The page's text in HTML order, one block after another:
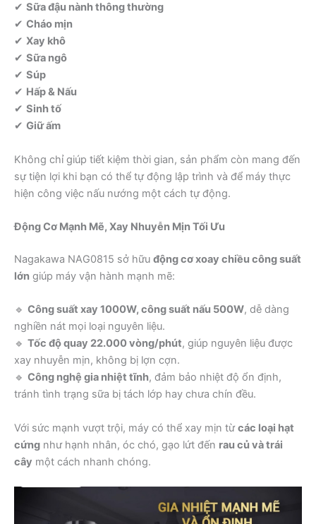
✔ Sữa đậu nành thông thường
✔ Cháo mịn
✔ Xay khô
✔ Sữa ngô
✔ Súp
✔ Hấp & Nấu
✔ Sinh tố
✔ Giữ ấm
Không chỉ giúp tiết kiệm thời gian, sản phẩm còn mang đến
sự tiện lợi khi bạn có thể tự động lập trình và để máy thực
hiện công việc nấu nướng một cách tự động.
Động Cơ Mạnh Mẽ, Xay Nhuyễn Mịn Tối Ưu
Nagakawa NAG0815 sở hữu động cơ xoay chiều công suất
lớn giúp máy vận hành mạnh mẽ:
🔹 Công suất xay 1000W, công suất nấu 500W, dễ dàng
nghiền nát mọi loại nguyên liệu.
🔹 Tốc độ quay 22.000 vòng/phút, giúp nguyên liệu được
xay nhuyễn mịn, không bị lợn cợn.
🔹 Công nghệ gia nhiệt tĩnh, đảm bảo nhiệt độ ổn định,
tránh tình trạng sữa bị tách lớp hay chưa chín đều.
Với sức mạnh vượt trội, máy có thể xay mịn từcác loại hạt
cứng như hạnh nhân, óc chó, gạo lứt đến rau củ và trái
cây một cách nhanh chóng.